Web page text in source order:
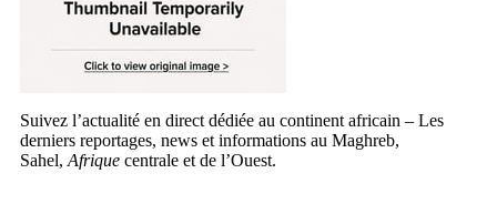
Suivez l’actualité en direct dédiée au continent africain – Les
derniers reportages, news et informations au Maghreb,
Sahel, Afrique centrale et de l’Ouest.